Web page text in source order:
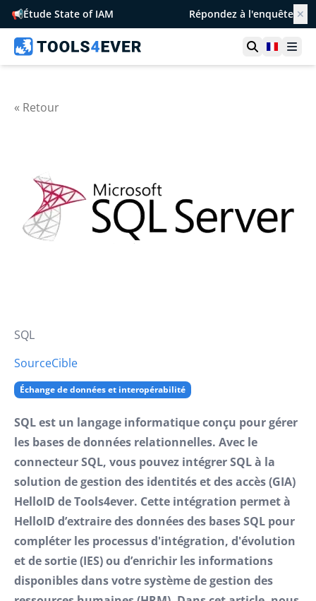
📢Étude State of IAM Répondez à l'enquête ✕
Ouvrir la
France
« Retour
SQL
SourceCible
Échange de données et interopérabilité
SQL est un langage informatique conçu pour gérer
les bases de données relationnelles. Avec le
connecteur SQL, vous pouvez intégrer SQL à la
solution de gestion des identités et des accès (GIA)
HelloID de Tools4ever. Cette intégration permet à
HelloID d’extraire des données des bases SQL pour
compléter les processus d'intégration, d'évolution
et de sortie (IES) ou d’enrichir les informations
disponibles dans votre système de gestion des